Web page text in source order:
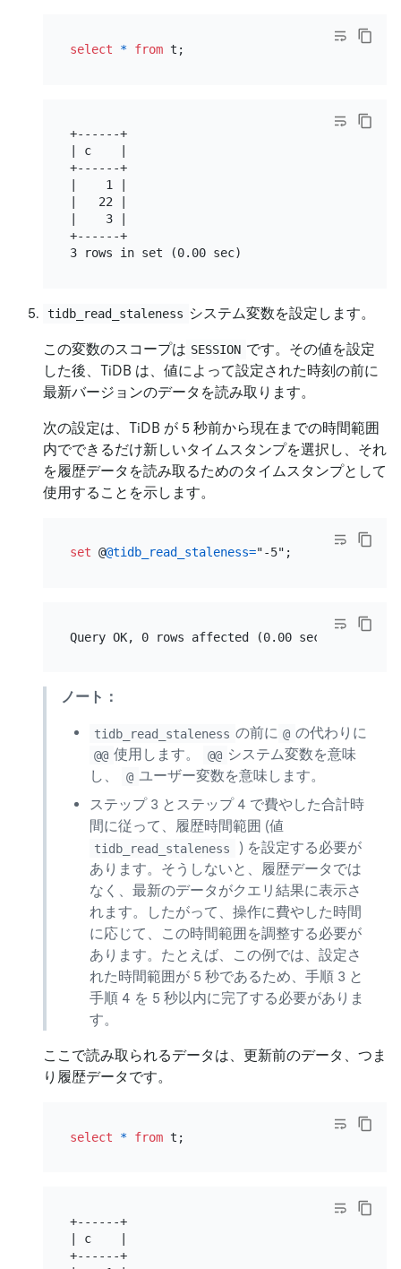
select * from
+------+
| c    |
+------+
|    1 |
|   22 |
|    3 |
+------+
tidb_read_staleness システム変数を設定します。
この変数のスコープは SESSION です。その値を設定
した後、TiDB は、値によって設定された時刻の前に
最新バージョンのデータを読み取ります。
次の設定は、TiDB が 5 秒前から現在までの時間範囲
内でできるだけ新しいタイムスタンプを選択し、それ
を履歴データを読み取るためのタイムスタンプとして
使用することを示します。
set @@tidb_read_staleness=
ノート：
tidb_read_staleness の前に @ の代わりに
@@ 使用します。 @@ システム変数を意味
し、
@ ユーザー変数を意味します。
ステップ 3 とステップ 4 で費やした合計時
間に従って、履歴時間範囲 (値
tidb_read_staleness
) を設定する必要が
あります。そうしないと、履歴データでは
なく、最新のデータがクエリ結果に表示さ
れます。したがって、操作に費やした時間
に応じて、この時間範囲を調整する必要が
あります。たとえば、この例では、設定さ
れた時間範囲が 5 秒であるため、手順 3 と
手順 4 を 5 秒以内に完了する必要がありま
す。
ここで読み取られるデータは、更新前のデータ、つま
り履歴データです。
select * from
+------+
| c    |
+------+